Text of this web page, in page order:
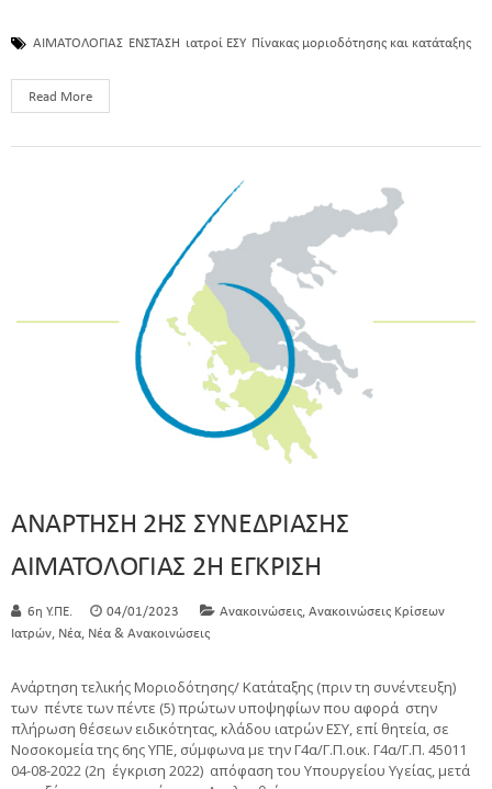
ΑΙΜΑΤΟΛΟΓΙΑΣ ΕΝΣΤΑΣΗ ιατροί ΕΣΥ Πίνακας μοριοδότησης και κατάταξης
Read More
ΑΝΑΡΤΗΣΗ 2ΗΣ ΣΥΝΕΔΡΙΑΣΗΣ
ΑΙΜΑΤΟΛΟΓΙΑΣ 2Η ΕΓΚΡΙΣΗ
6η Υ.ΠΕ. 04/01/2023 Ανακοινώσεις, Ανακοινώσεις Κρίσεων
Ιατρών, Νέα, Νέα & Ανακοινώσεις
Ανάρτηση τελικής Μοριοδότησης/ Κατάταξης (πριν τη συνέντευξη)
των πέντε των πέντε (5) πρώτων υποψηφίων που αφορά στην
πλήρωση θέσεων ειδικότητας, κλάδου ιατρών ΕΣΥ, επί θητεία, σε
Νοσοκομεία της 6ης ΥΠΕ, σύμφωνα με την Γ4α/Γ.Π.οικ. Γ4α/Γ.Π. 45011
04-08-2022 (2η έγκριση 2022) απόφαση του Υπουργείου Υγείας, μετά